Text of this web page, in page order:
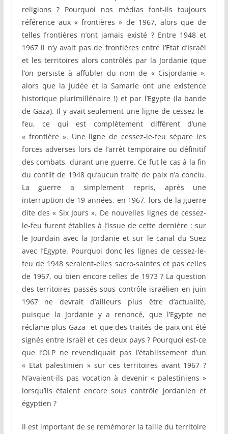
religions ? Pourquoi nos médias font-ils toujours
référence aux « frontières » de 1967, alors que de
telles frontières n’ont jamais existé ? Entre 1948 et
1967 il n’y avait pas de frontières entre l’Etat d’Israël
et les territoires alors contrôlés par la Jordanie (que
l’on persiste à affubler du nom de « Cisjordanie »,
alors que la Judée et la Samarie ont une existence
historique plurimillénaire !) et par l’Egypte (la bande
de Gaza). Il y avait seulement une ligne de cessez-le-
feu, ce qui est complètement différent d’une
« frontière ». Une ligne de cessez-le-feu sépare les
forces adverses lors de l’arrêt temporaire ou définitif
des combats, durant une guerre. Ce fut le cas à la fin
du conflit de 1948 qu’aucun traité de paix n’a conclu.
La guerre a simplement repris, après une
interruption de 19 années, en 1967, lors de la guerre
dite des « Six Jours ». De nouvelles lignes de cessez-
le-feu furent établies à l’issue de cette dernière : sur
le Jourdain avec la Jordanie et sur le canal du Suez
avec l’Egypte. Pourquoi donc les lignes de cessez-le-
feu de 1948 seraient-elles sacro-saintes et pas celles
de 1967, ou bien encore celles de 1973 ? La question
des territoires passés sous contrôle israélien en juin
1967 ne devrait d’ailleurs plus être d’actualité,
puisque la Jordanie y a renoncé, que l’Egypte ne
réclame plus Gaza et que des traités de paix ont été
signés entre Israël et ces deux pays ? Pourquoi est-ce
que l’OLP ne revendiquait pas l’établissement d’un
« Etat palestinien » sur ces territoires avant 1967 ?
N’avaient-ils pas vocation à devenir « palestiniens »
lorsqu’ils étaient encore sous contrôle jordanien et
égyptien ?
Il est important de se remémorer la taille du territoire